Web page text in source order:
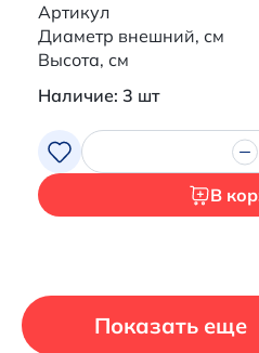
Артикул
Диаметр внешний, см
Высота, см
Наличие: 3 шт
В
Показать еще